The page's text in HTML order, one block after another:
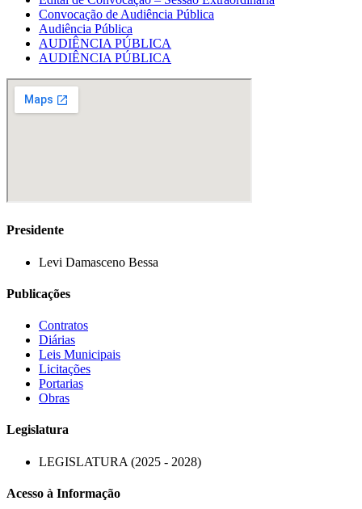
Convocação de Audiência Pública
Audiência Pública
AUDIÊNCIA PÚBLICA
AUDIÊNCIA PÚBLICA
Presidente
Levi Damasceno Bessa
Publicações
Contratos
Diárias
Leis Municipais
Licitações
Portarias
Obras
Legislatura
LEGISLATURA (2025 - 2028)
Acesso à Informação